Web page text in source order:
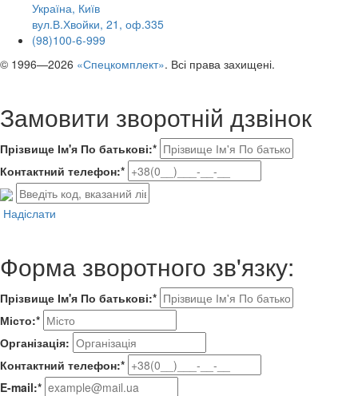
Україна, Київ
вул.В.Хвойки, 21, оф.335
(98)100-6-999
© 1996—2026 «Спецкомплект». Всі права захищені.
Замовити зворотній дзвінок
Прізвище Ім'я По батькові:*
Контактний телефон:*
Надіслати
Форма зворотного зв'язку:
Прізвище Ім'я По батькові:*
Місто:*
Організація:
Контактний телефон:*
E-mail:*